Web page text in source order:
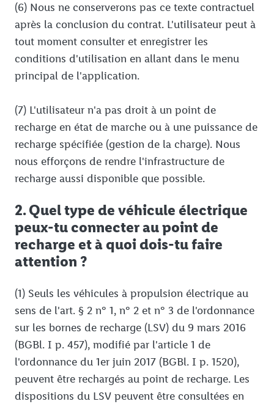
(6) Nous ne conserverons pas ce texte contractuel
après la conclusion du contrat. L'utilisateur peut à
tout moment consulter et enregistrer les
conditions d'utilisation en allant dans le menu
principal de l'application.
(7) L'utilisateur n'a pas droit à un point de
recharge en état de marche ou à une puissance de
recharge spécifiée (gestion de la charge). Nous
nous efforçons de rendre l'infrastructure de
recharge aussi disponible que possible.
2. Quel type de véhicule électrique
peux-tu connecter au point de
recharge et à quoi dois-tu faire
attention ?
(1) Seuls les véhicules à propulsion électrique au
sens de l'art. § 2 n° 1, n° 2 et n° 3 de l'ordonnance
sur les bornes de recharge (LSV) du 9 mars 2016
(BGBl. I p. 457), modifié par l'article 1 de
l'ordonnance du 1er juin 2017 (BGBl. I p. 1520),
peuvent être rechargés au point de recharge. Les
dispositions du LSV peuvent être consultées en